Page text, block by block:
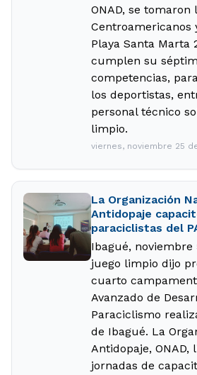
ONAD, se tomaron
Centroamericanos
Playa Santa Marta
cumplen su
competencias,
los deportistas,
personal técnico
limpio.
viernes, noviembre 25
La Organización
Antidopaje
paraciclistas del
Ibagué, noviembre
juego limpio dijo
cuarto
Avanzado de
Paraciclismo
de Ibagué. La
Antidopaje, ONAD,
jornadas de